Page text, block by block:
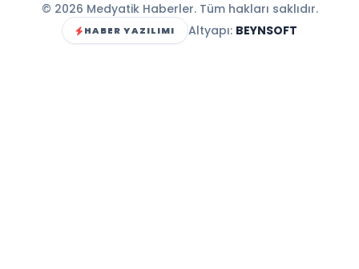
© 2026 Medyatik Haberler. Tüm hakları saklıdır.
HABER YAZILIMI Altyapı: BEYNSOFT